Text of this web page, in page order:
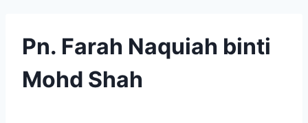
Pn. Farah Naquiah binti
Mohd Shah